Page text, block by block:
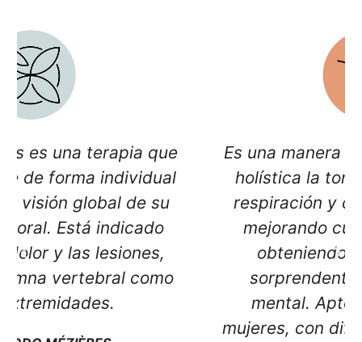
Es una manera de trabajar de forma
holística la tonificación muscular,
respiración y corrección postural,
mejorando cualquier molestia y
obteniendo unos resultados
sorprendentes a nivel físico y
mental. Apto para hombres y
mujeres, con diferentes patologías y